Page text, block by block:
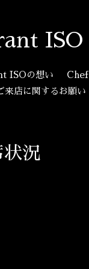
ISO
ISOの想い Chef
来店に関するお願い
状況